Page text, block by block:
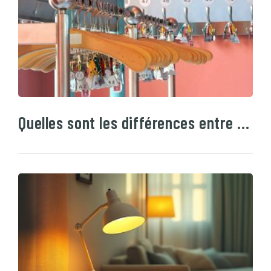
Quelles sont les différences entre …